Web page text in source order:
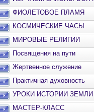
ФИОЛЕТОВОЕ ПЛАМЯ
КОСМИЧЕСКИЕ ЧАСЫ
МИРОВЫЕ РЕЛИГИИ
Посвящения на пути
Жертвенное служение
Практичная духовность
УРОКИ ИСТОРИИ ЗЕМЛИ
МАСТЕР-КЛАСС